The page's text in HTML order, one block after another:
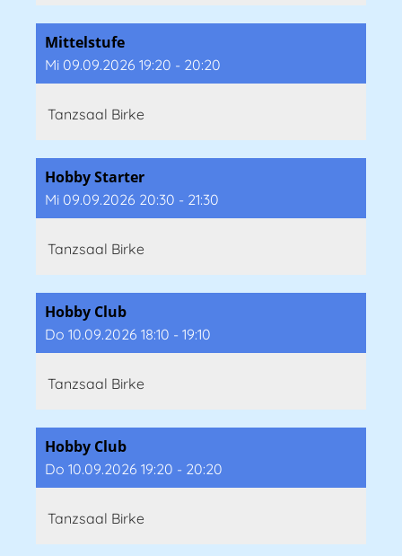
Mittelstufe
Mi 09.09.2026 19:20 - 20:20
Tanzsaal Birke
Hobby Starter
Mi 09.09.2026 20:30 - 21:30
Tanzsaal Birke
Hobby Club
Do 10.09.2026 18:10 - 19:10
Tanzsaal Birke
Hobby Club
Do 10.09.2026 19:20 - 20:20
Tanzsaal Birke